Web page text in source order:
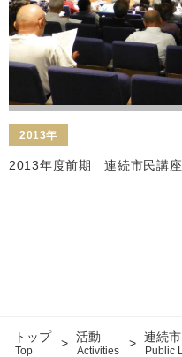
2013年
2013年度前期 連続市民講座
トップ
Top
活動
Activities
連続
Public